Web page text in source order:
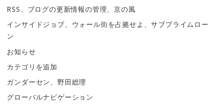
RSS、ブログの更新情報の管理、京の風
インサイドジョブ、ウォール街を占拠せよ、サブプライムロー
ン
お知らせ
カテゴリを追加
ガンダーセン、野田総理
グローバルナビゲーション